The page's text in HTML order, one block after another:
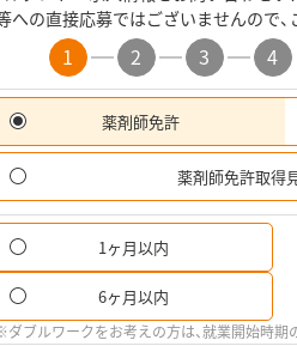
への直接応募ではございませんので、
1 2 3 4
薬剤師免許
薬剤師免許取得
1ヶ月以内
6ヶ月以内
ダブルワークをお考えの方は、就業開始時期